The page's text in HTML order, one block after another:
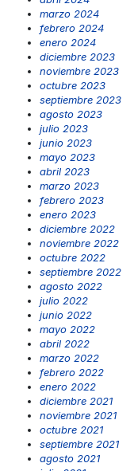
marzo 2024
febrero 2024
enero 2024
diciembre 2023
noviembre 2023
octubre 2023
septiembre 2023
agosto 2023
julio 2023
junio 2023
mayo 2023
abril 2023
marzo 2023
febrero 2023
enero 2023
diciembre 2022
noviembre 2022
octubre 2022
septiembre 2022
agosto 2022
julio 2022
junio 2022
mayo 2022
abril 2022
marzo 2022
febrero 2022
enero 2022
diciembre 2021
noviembre 2021
octubre 2021
septiembre 2021
agosto 2021